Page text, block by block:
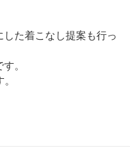
た着こなし提案も行っ
。